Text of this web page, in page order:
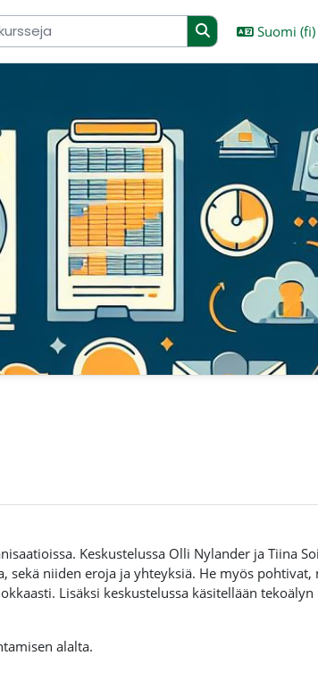
Suomi ‎(fi)‎
Keskustelussa Olli Nylander ja Tiina
niiden eroja ja yhteyksiä. He myös
Lisäksi keskustelussa käsitellään
alalta.